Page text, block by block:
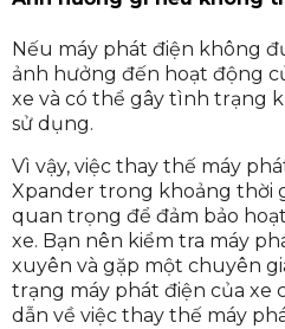
Nếu máy phát điện không
ảnh hưởng đến hoạt động
xe và có thể gây tình trạng
sử dụng.
Vì vậy, việc thay thế máy
Xpander trong khoảng thời
quan trọng để đảm bảo
xe. Bạn nên kiểm tra máy
xuyên và gặp một chuyên
trạng máy phát điện của xe
dẫn về việc thay thế máy